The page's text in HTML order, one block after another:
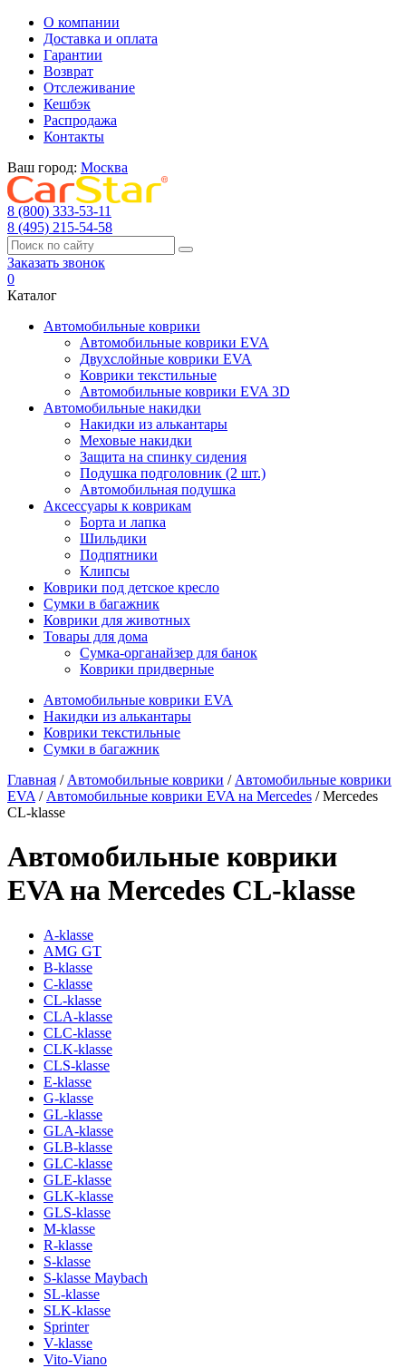
О компании
Доставка и оплата
Гарантии
Возврат
Отслеживание
Кешбэк
Распродажа
Контакты
Ваш город: Москва
8 (800) 333-53-11
8 (495) 215-54-58
Заказать звонок
0
Каталог
Автомобильные коврики
Автомобильные коврики EVA
Двухслойные коврики EVA
Коврики текстильные
Автомобильные коврики EVA 3D
Автомобильные накидки
Накидки из алькантары
Меховые накидки
Защита на спинку сидения
Подушка подголовник (2 шт.)
Автомобильная подушка
Аксессуары к коврикам
Борта и лапка
Шильдики
Подпятники
Клипсы
Коврики под детское кресло
Сумки в багажник
Коврики для животных
Товары для дома
Сумка-органайзер для банок
Коврики придверные
Автомобильные коврики EVA
Накидки из алькантары
Коврики текстильные
Сумки в багажник
Главная / Автомобильные коврики / Автомобильные коврики
EVA / Автомобильные коврики EVA на Mercedes / Mercedes
CL-klasse
Автомобильные коврики
EVA на Mercedes CL-klasse
A-klasse
AMG GT
B-klasse
C-klasse
CL-klasse
CLA-klasse
CLC-klasse
CLK-klasse
CLS-klasse
E-klasse
G-klasse
GL-klasse
GLA-klasse
GLB-klasse
GLC-klasse
GLE-klasse
GLK-klasse
GLS-klasse
M-klasse
R-klasse
S-klasse
S-klasse Maybach
SL-klasse
SLK-klasse
Sprinter
V-klasse
Vito-Viano